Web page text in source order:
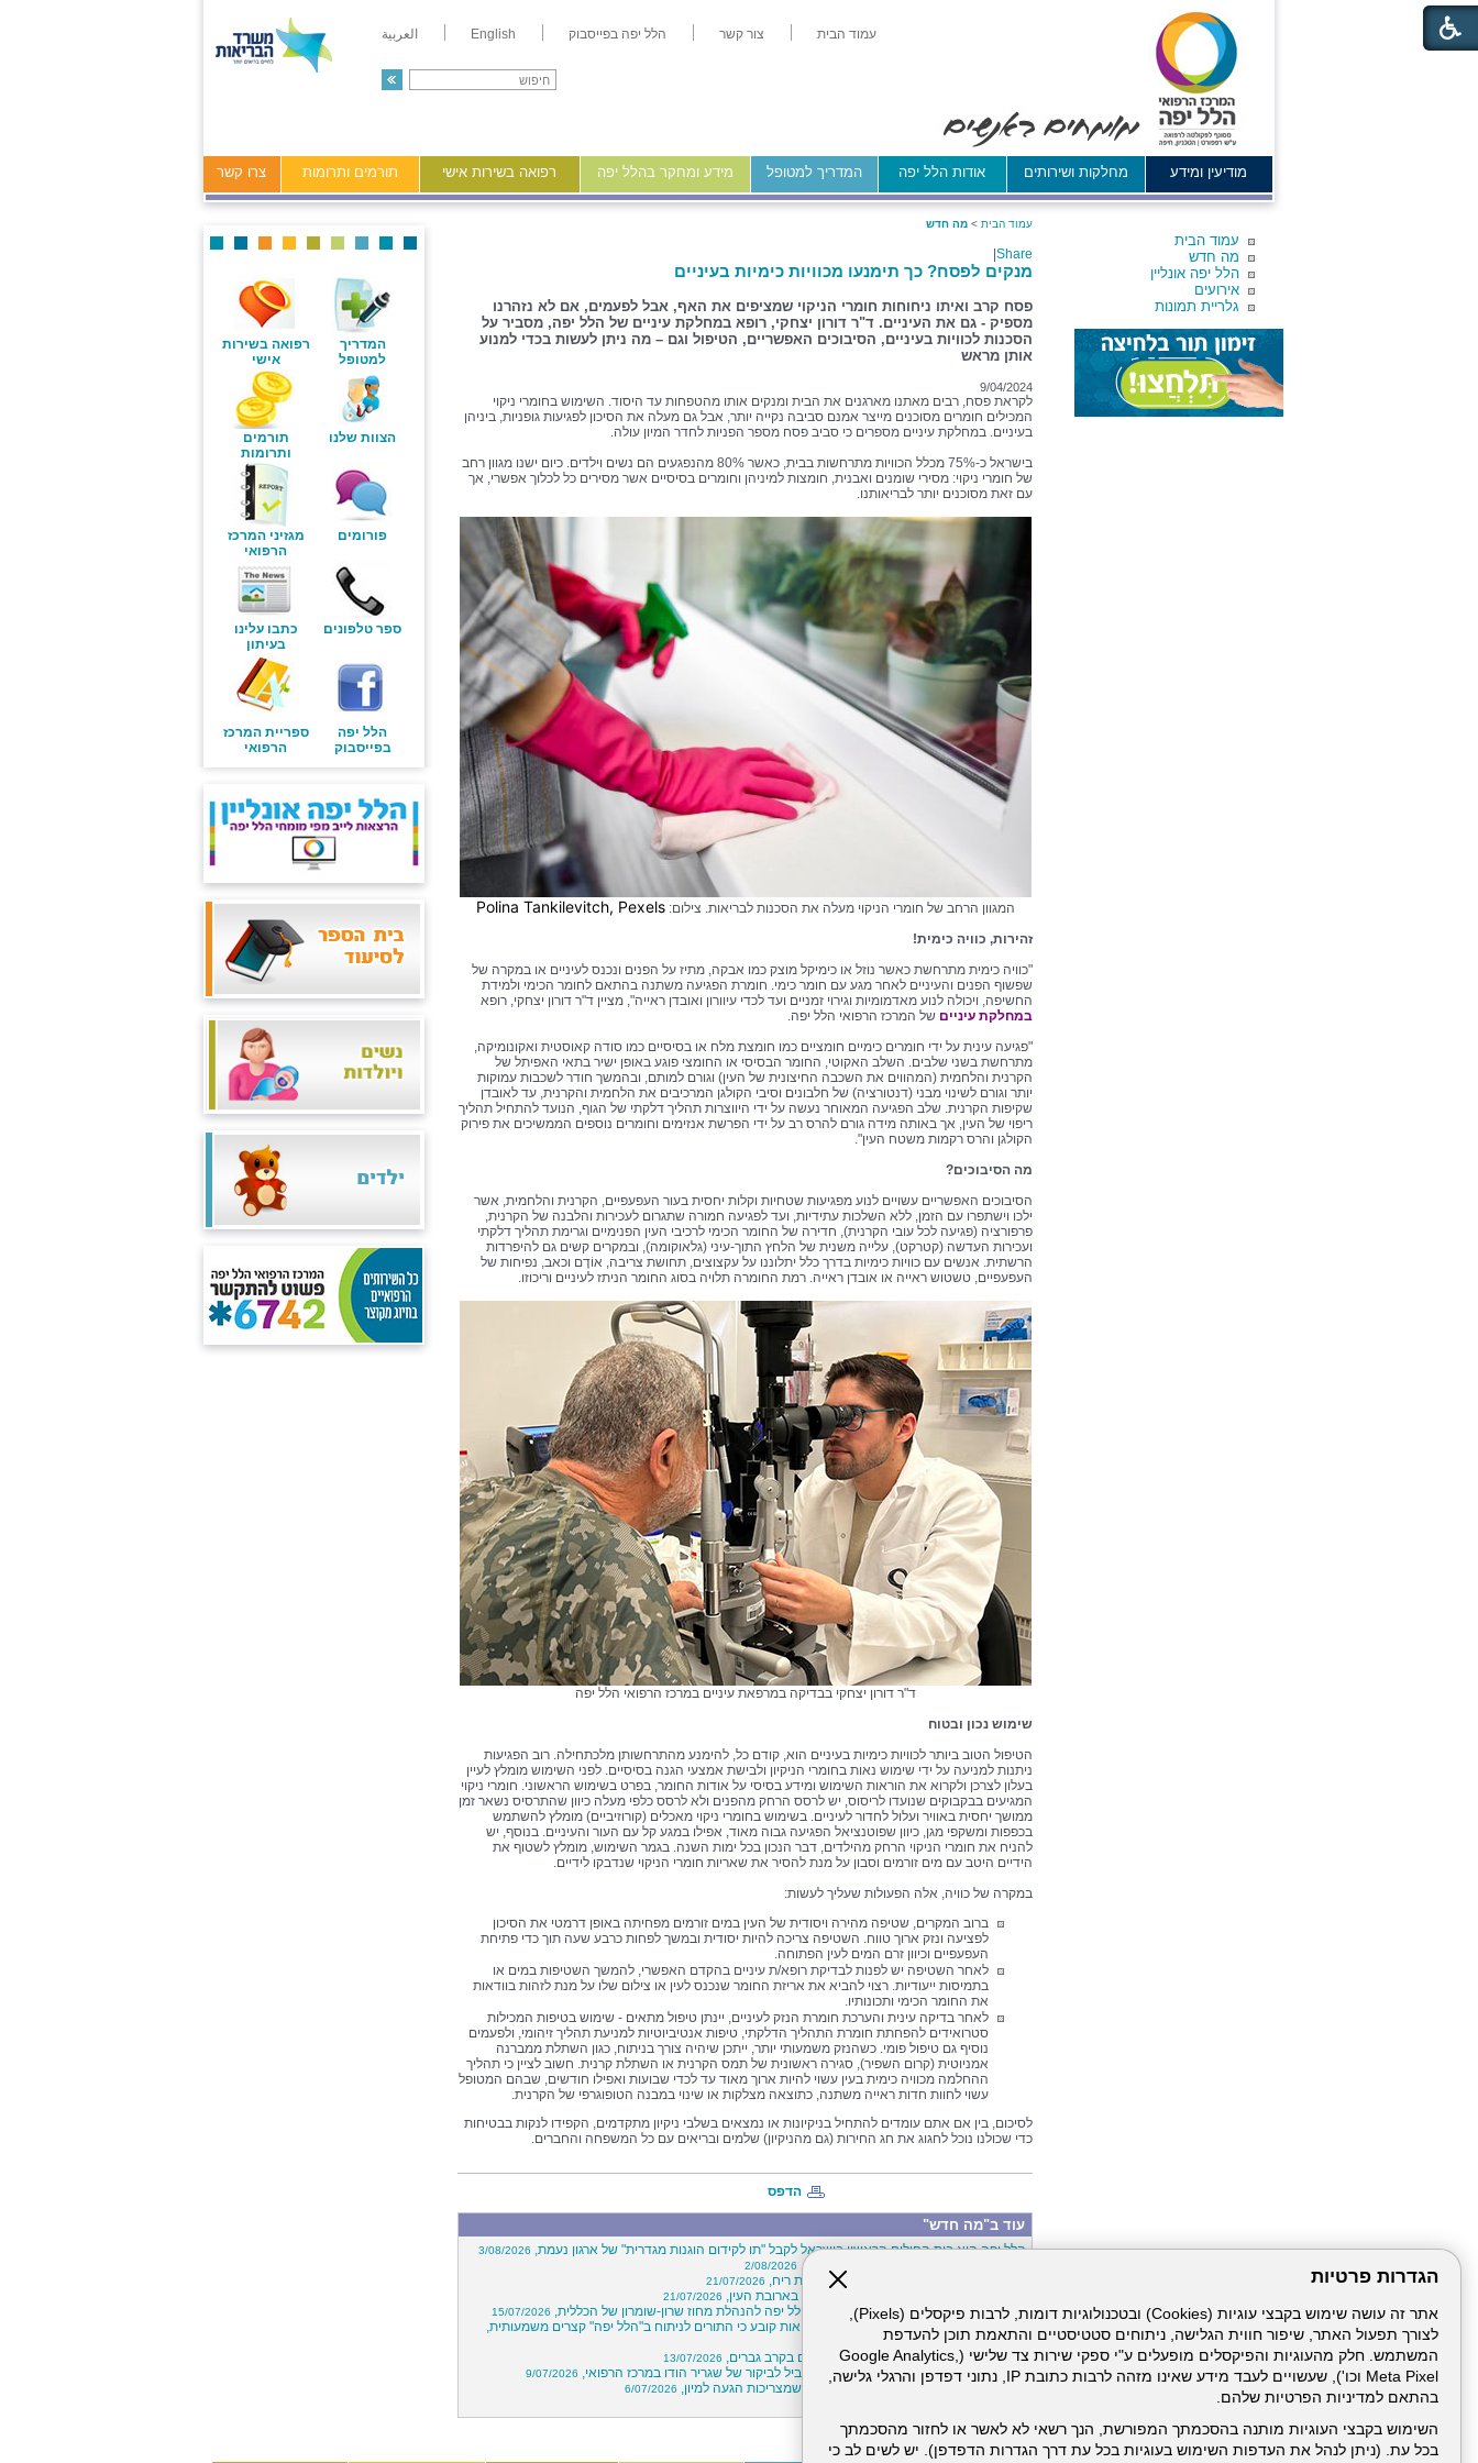
הגדרות פרטיות
אתר זה עושה שימוש בקבצי עוגיות (Cookies) ובטכנולוגיות דומות, לרבות פיקסלים (Pixels),
לצורך תפעול האתר, שיפור חווית הגלישה, ניתוחים סטטיסטיים והתאמת תוכן להעדפת
המשתמש. חלק מהעוגיות והפיקסלים מופעלים ע"י ספקי שירות צד שלישי (Google Analytics,
Meta Pixel וכו'), שעשויים לעבד מידע שאינו מזהה לרבות כתובת IP, נתוני דפדפן והרגלי גלישה,
בהתאם למדיניות הפרטיות שלהם.
השימוש בקבצי העוגיות מותנה בהסכמתך המפורשת, הנך רשאי לא לאשר או לחזור מהסכמתך
בכל עת. (ניתן לנהל את העדפות השימוש בעוגיות בכל עת דרך הגדרות הדפדפן). יש לשים לב כי
עמוד הבית צור קשר הלל יפה בפייסבוק English العربية
מודיעין ומידע מחלקות ושירותים אודות הלל יפה המדריך למטופל מידע ומחקר בהלל יפה רפואה בשירות אישי תורמים ותרומות צרו קשר
עמוד הבית
מה חדש
הלל יפה אונליין
אירועים
גלריית תמונות
עמוד הבית > מה חדש
Share
מנקים לפסח? כך תימנעו מכוויות כימיות בעיניים
פסח קרב ואיתו ניחוחות חומרי הניקוי שמציפים את האף, אבל לפעמים, אם לא נזהרנו
מספיק - גם את העיניים. ד"ר דורון יצחקי, רופא במחלקת עיניים של הלל יפה, מסביר על
הסכנות לכוויות בעיניים, הסיבוכים האפשריים, הטיפול וגם – מה ניתן לעשות בכדי למנוע
אותן מראש
9/04/2024
לקראת פסח, רבים מאתנו מארגנים את הבית ומנקים אותו מהטפחות עד היסוד. השימוש בחומרי ניקוי
המכילים חומרים מסוכנים מייצר אמנם סביבה נקייה יותר, אבל גם מעלה את הסיכון לפגיעות גופניות, ביניהן
בעיניים. במחלקת עיניים מספרים כי סביב פסח מספר הפניות לחדר המיון עולה.
בישראל כ-75% מכלל הכוויות מתרחשות בבית, כאשר 80% מהנפגעים הם נשים וילדים. כיום ישנו מגוון רחב
של חומרי ניקוי: מסירי שומנים ואבנית, חומצות למיניהן וחומרים בסיסיים אשר מסירים כל לכלוך אפשרי, אך
עם זאת מסוכנים יותר לבריאותנו.
המגוון הרחב של חומרי הניקוי מעלה את הסכנות לבריאות. צילום:Polina Tankilevitch, Pexels
זהירות, כוויה כימית!
"כוויה כימית מתרחשת כאשר נוזל או כימיקל מוצק כמו אבקה, מתיז על הפנים ונכנס לעיניים או במקרה של
שפשוף הפנים והעיניים לאחר מגע עם חומר כימי. חומרת הפגיעה משתנה בהתאם לחומר הכימי ולמידת
החשיפה, ויכולה לנוע מאדמומיות וגירוי זמניים ועד לכדי עיוורון ואובדן ראייה", מציין ד"ר דורון יצחקי, רופא
במחלקת עיניים של המרכז הרפואי הלל יפה.
"פגיעה עינית על ידי חומרים כימיים חומציים כמו חומצת מלח או בסיסיים כמו סודה קאוסטית ואקונומיקה,
מתרחשת בשני שלבים. השלב האקוטי, החומר הבסיסי או החומצי פוגע באופן ישיר בתאי האפיתל של
הקרנית והלחמית (המהווים את השכבה החיצונית של העין) וגורם למותם, ובהמשך חודר לשכבות עמוקות
יותר וגורם לשינוי מבני (דנטורציה) של חלבונים וסיבי הקולגן המרכיבים את הלחמית והקרנית, עד לאובדן
שקיפות הקרנית. שלב הפגיעה המאוחר נעשה על ידי היווצרות תהליך דלקתי של הגוף, הנועד להתחיל תהליך
ריפוי של העין, אך באותה מידה גורם להרס רב על ידי הפרשת אנזימים וחומרים נוספים הממשיכים את פירוק
הקולגן והרס רקמות משטח העין".
מה הסיבוכים?
הסיבוכים האפשריים עשויים לנוע מפגיעות שטחיות וקלות יחסית בעור העפעפיים, הקרנית והלחמית, אשר
ילכו וישתפרו עם הזמן, ללא השלכות עתידיות, ועד לפגיעה חמורה שתגרום לעכירות והלבנה של הקרנית,
פרפורציה (פגיעה לכל עובי הקרנית), חדירה של החומר הכימי לרכיבי העין הפנימיים וגרימת תהליך דלקתי
ועכירות העדשה (קטרקט), עלייה משנית של הלחץ התוך-עיני (גלאוקומה), ובמקרים קשים גם להיפרדות
הרשתית. אנשים עם כוויות כימיות בדרך כלל יתלוננו על עקצוצים, תחושת צריבה, אוֹדֶם וכאב, נפיחות של
העפעפיים, טשטוש ראייה או אובדן ראייה. רמת החומרה תלויה בסוג החומר הניתז לעיניים וריכוזו.
ד"ר דורון יצחקי בבדיקה במרפאת עיניים במרכז הרפואי הלל יפה
שימוש נכון ובטוח
הטיפול הטוב ביותר לכוויות כימיות בעיניים הוא, קודם כל, להימנע מהתרחשותן מלכתחילה. רוב הפגיעות
ניתנות למניעה על ידי שימוש נאות בחומרי הניקיון ולבישת אמצעי הגנה בסיסיים. לפני השימוש מומלץ לעיין
בעלון לצרכן ולקרוא את הוראות השימוש ומידע בסיסי על אודות החומר, בפרט בשימוש הראשוני. חומרי ניקוי
המגיעים בבקבוקים שנועדו לריסוס, יש לרסס הרחק מהפנים ולא לרסס כלפי מעלה כיוון שהתרסיס נשאר זמן
ממושך יחסית באוויר ועלול לחדור לעיניים. בשימוש בחומרי ניקוי מאכלים (קורוזיביים) מומלץ להשתמש
בכפפות ומשקפי מגן, כיוון שפוטנציאל הפגיעה גבוה מאוד, אפילו במגע קל עם העור והעיניים. בנוסף, יש
להניח את חומרי הניקוי הרחק מהילדים, דבר הנכון בכל ימות השנה. בגמר השימוש, מומלץ לשטוף את
הידיים היטב עם מים זורמים וסבון על מנת להסיר את שאריות חומרי הניקוי שנדבקו לידיים.
במקרה של כוויה, אלה הפעולות שעליך לעשות:
ברוב המקרים, שטיפה מהירה ויסודית של העין במים זורמים מפחיתה באופן דרמטי את הסיכון
לפציעה ונזק ארוך טווח. השטיפה צריכה להיות יסודית ובמשך לפחות כרבע שעה תוך כדי פתיחת
העפעפיים וכיוון זרם המים לעין הפתוחה.
לאחר השטיפה יש לפנות לבדיקת רופא/ת עיניים בהקדם האפשרי, להמשך השטיפות במים או
בתמיסות ייעודיות. רצוי להביא את אריזת החומר שנכנס לעין או צילום שלו על מנת לזהות בוודאות
את החומר הכימי ותכונותיו.
לאחר בדיקה עינית והערכת חומרת הנזק לעיניים, יינתן טיפול מתאים - שימוש בטיפות המכילות
סטרואידים להפחתת חומרת התהליך הדלקתי, טיפות אנטיביוטיות למניעת תהליך זיהומי, ולפעמים
נוסיף גם טיפול פומי. כשהנזק משמעותי יותר, ייתכן שיהיה צורך בניתוח, כגון השתלת ממברנה
אמניוטית (קרום השפיר), סגירה ראשונית של תמס הקרנית או השתלת קרנית. חשוב לציין כי תהליך
ההחלמה מכוויה כימית בעין עשוי להיות ארוך מאוד עד לכדי שבועות ואפילו חודשים, שבהם המטופל
עשוי לחוות חדות ראייה משתנה, כתוצאה מצלקות או שינוי במבנה הטופוגרפי של הקרנית.
לסיכום, בין אם אתם עומדים להתחיל בניקיונות או נמצאים בשלבי ניקיון מתקדמים, הקפידו לנקות בבטיחות
כדי שכולנו נוכל לחגוג את חג החירות (גם מהניקיון) שלמים ובריאים עם כל המשפחה והחברים.
הדפס
עוד ב"מה חדש"
הלל יפה הוא בית החולים הראשון בישראל לקבל "תו לקידום הוגנות מגדרית" של ארגון נעמת, 3/08/2026
סבב מינויי בכירים במרכז הרפואי הלל יפה, 2/08/2026
פרויקט "קרוב ללב"- חיבוק מרחוק באמצעות ריח, 21/07/2026
הגלישה הסתיימה בשני שברים באף ושבר בארובת העין, 21/07/2026
מפגש הנהלות מוצלח בין המרכז הרפואי הלל יפה להנהלת מחוז שרון-שומרון של הכללית, 15/07/2026
צריכים לעבור ניתוח? דו"ח של משרד הבריאות קובע כי התורים לניתוח ב"הלל יפה" קצרים משמעותית,
15/07/2026
לא רק נשים: עלייה במספר ניתוחי עפעפיים בקרב גברים, 13/07/2026
מחקר על יוגה וחוסן שבוצע ב"הלל יפה" הוביל לביקור של שגריר הודו במרכז הרפואי, 9/07/2026
חופשת הקיץ כבר כאן: אלה חמש הסכנות שמצריכות הגעה למיון, 6/07/2026
המדריך
למטופל
רפואה בשירות
אישי
הצוות שלנו
תורמים
ותרומות
פורומים
מגזיני המרכז
הרפואי
ספר טלפונים
כתבו עלינו
בעיתון
הלל יפה
בפייסבוק
ספריית המרכז
הרפואי